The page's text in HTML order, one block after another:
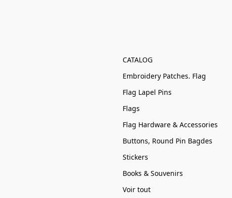
CATALOG
Embroidery Patches. Flag
Flag Lapel Pins
Flags
Flag Hardware & Accessories
Buttons, Round Pin Bagdes
Stickers
Books & Souvenirs
Voir tout